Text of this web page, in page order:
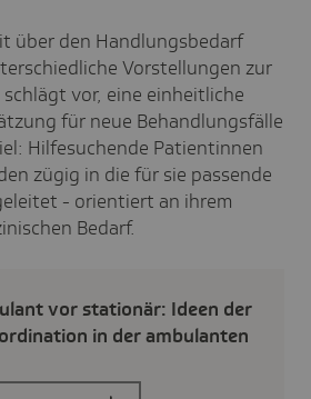
über den Handlungsbedarf
Vorstellungen zur
schlägt vor, eine einheitliche
für neue Behandlungsfälle
Hilfesuchende Patientinnen
zügig in die für sie passende
- orientiert an ihrem
Bedarf.
vor statio­när: Ideen der
in der ambu­lanten